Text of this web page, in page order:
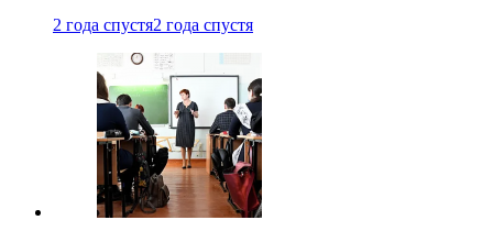
2 года спустя2 года спустя